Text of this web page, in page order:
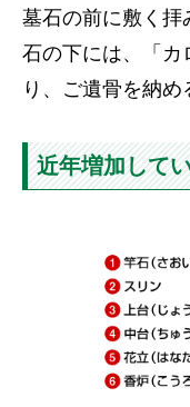
墓石の前に敷く拝
石の下には、「カ
り、ご遺骨を納め
近年増加して